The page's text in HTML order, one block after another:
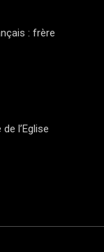
: frère
l’Eglise